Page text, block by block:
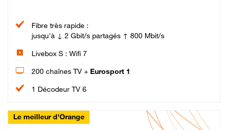
Fibre très rapide :
jusqu'à ↓ 2 Gbit/s partagés ↑ 800 Mbit/s
Livebox S : Wifi 7
200 chaînes TV + Eurosport 1
1 Décodeur TV 6
Le meilleur d'Orange